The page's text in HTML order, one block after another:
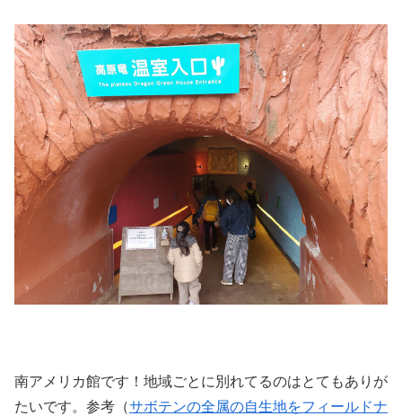
南アメリカ館です！地域ごとに別れてるのはとてもありが
たいです。参考（サボテンの全属の自生地をフィールドナ